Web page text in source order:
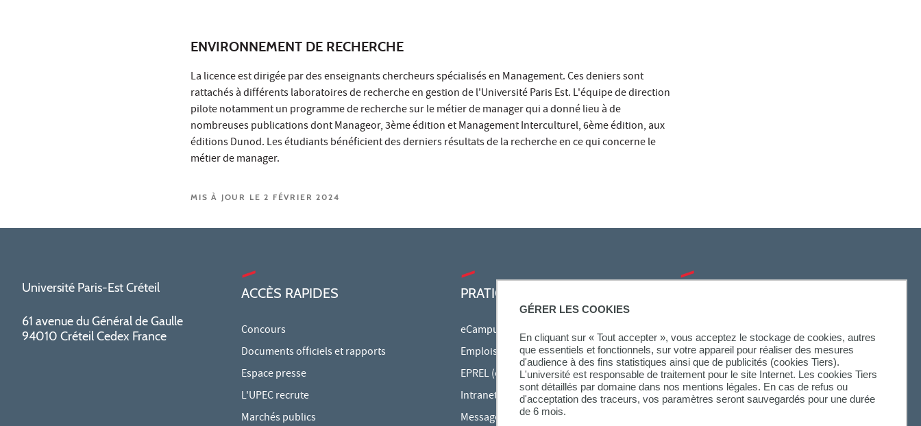
GÉRER LES COOKIES
En cliquant sur « Tout accepter », vous acceptez le stockage de cookies, autres
que essentiels et fonctionnels, sur votre appareil pour réaliser des mesures
d'audience à des fins statistiques ainsi que de publicités (cookies Tiers).
L'université est responsable de traitement pour le site Internet. Les cookies Tiers
sont détaillés par domaine dans nos mentions légales. En cas de refus ou
d'acceptation des traceurs, vos paramètres seront sauvegardés pour une durée
de 6 mois.
ENVIRONNEMENT DE RECHERCHE
La licence est dirigée par des enseignants chercheurs spécialisés en Management. Ces deniers sont
rattachés à différents laboratoires de recherche en gestion de l'Université Paris Est. L'équipe de direction
pilote notamment un programme de recherche sur le métier de manager qui a donné lieu à de
nombreuses publications dont Manageor, 3ème édition et Management Interculturel, 6ème édition, aux
éditions Dunod. Les étudiants bénéficient des derniers résultats de la recherche en ce qui concerne le
métier de manager.
MIS À JOUR LE 2 FÉVRIER 2024
Université Paris-Est Créteil
61 avenue du Général de Gaulle
94010 Créteil Cedex France
ACCÈS RAPIDES
Concours
Documents officiels et rapports
Espace presse
L'UPEC recrute
Marchés publics
PRATIQUE
eCampus
Emplois du temps en ligne
EPREL (cours en ligne)
Intranet des personnels
Messagerie étudiante